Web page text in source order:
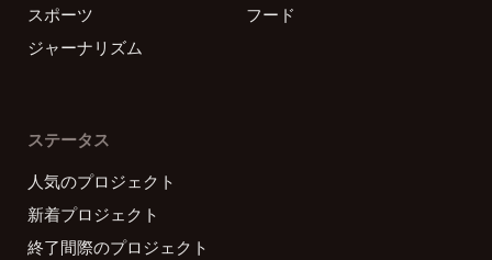
スポーツ
フード
ジャーナリズム
ステータス
人気のプロジェクト
新着プロジェクト
終了間際のプロジェクト